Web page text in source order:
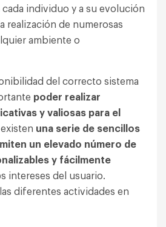
cada individuo y a su evolución
realización de numerosas
ambiente o
del correcto sistema
poder realizar
y valiosas para el
una serie de sencillos
un elevado número de
y fácilmente
intereses del usuario.
diferentes actividades en